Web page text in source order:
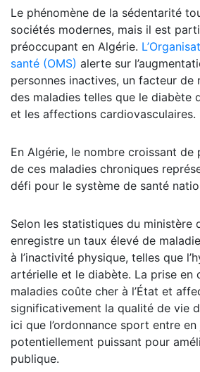
Le phénomène de la sédentarité
sociétés modernes, mais il est
préoccupant en Algérie.
santé (OMS) alerte sur
personnes inactives, un facteur de
des maladies telles que le diabète
et les affections cardiovasculaires.
En Algérie, le nombre croissant
de ces maladies chroniques
défi pour le système de santé
Selon les statistiques du ministère
enregistre un taux élevé de
à l’inactivité physique, telles que
artérielle et le diabète. La prise en
maladies coûte cher à l’État et
significativement la qualité de vie
ici que l’ordonnance sport entre en
potentiellement puissant pour
publique.